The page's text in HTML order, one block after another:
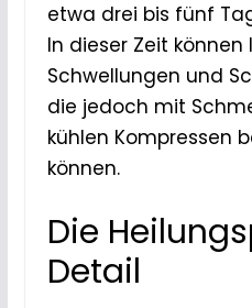
etwa drei bis fünf
In dieser Zeit können
Schwellungen und
die jedoch mit
kühlen Kompressen
können.
Die
Detail